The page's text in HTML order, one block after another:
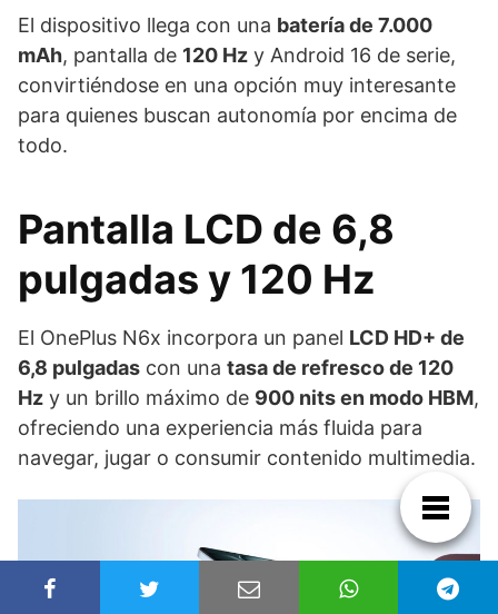
El dispositivo llega con una batería de 7.000
mAh, pantalla de 120 Hz y Android 16 de serie,
convirtiéndose en una opción muy interesante
para quienes buscan autonomía por encima de
todo.
Pantalla LCD de 6,8
pulgadas y 120 Hz
El OnePlus N6x incorpora un panel LCD HD+ de
6,8 pulgadas con una tasa de refresco de 120
Hz y un brillo máximo de 900 nits en modo HBM,
ofreciendo una experiencia más fluida para
navegar, jugar o consumir contenido multimedia.